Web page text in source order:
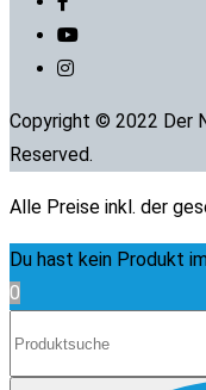
Copyright © 2022 Der
Reserved.
Alle Preise inkl. der
Du hast kein Produkt
0